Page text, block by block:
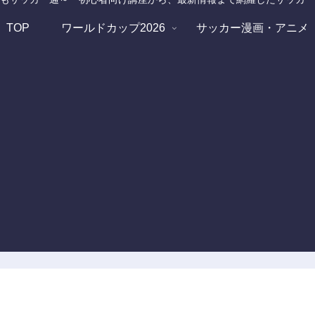
TOP ワールドカップ2026 サッカー漫画・アニメ